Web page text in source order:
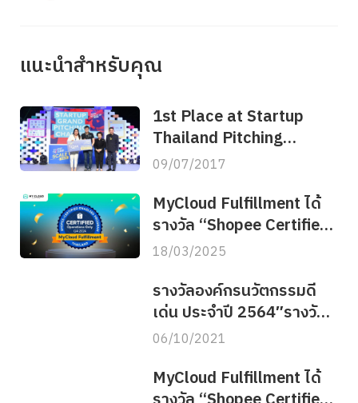
แนะนำสำหรับคุณ
1st Place at Startup
Thailand Pitching
Challenge 2017[
09/07/2017
MyCloud Fulfillment ได้
รางวัล “Shopee Certified
Enablers Q4 2024″
18/03/2025
รางวัลองค์กรนวัตกรรมดี
เด่น ประจำปี 2564″รางวัล
เกียรติคุณ ด้านนวัตกรรมดี
เอกชนขนาดกลาง”(สนช)
06/10/2021
MyCloud Fulfillment ได้